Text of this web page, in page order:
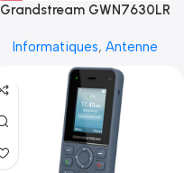
Grandstream GWN7630LR
Informatiques, Antenne